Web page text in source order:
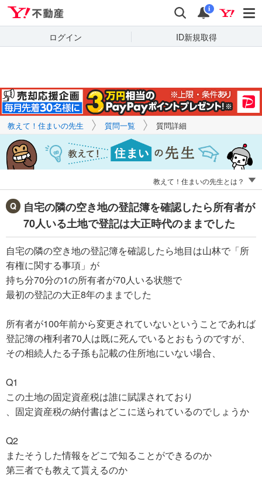
検索 通知
i
ログイン ID新規取得
キーワードで
質問を探す
教えて！住まいの先生 質問一覧 質問詳細
教えて！住まいの先生とは？
自宅の隣の空き地の登記簿を確認したら所有者が
70人いる土地で登記は大正時代のままでした
自宅の隣の空き地の登記簿を確認したら地目は山林で「所
有権に関する事項」が
持ち分70分の1の所有者が70人いる状態で
最初の登記の大正8年のままでした
所有者が100年前から変更されていないということであれば
登記簿の権利者70人は既に死んでいるとおもうのですが、
その相続人たる子孫も記載の住所地にいない場合、
Q1
この土地の固定資産税は誰に賦課されており
、固定資産税の納付書はどこに送られているのでしょうか
Q2
またそうした情報をどこで知ることができるのか
第三者でも教えて貰えるのか